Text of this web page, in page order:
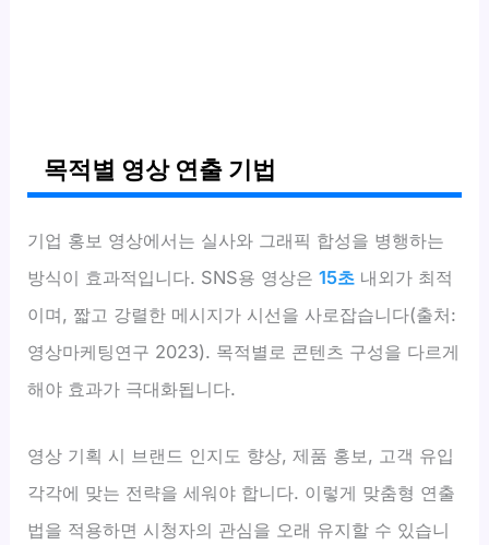
목적별 영상 연출 기법
기업 홍보 영상에서는 실사와 그래픽 합성을 병행하는
방식이 효과적입니다. SNS용 영상은15초 내외가 최적
이며, 짧고 강렬한 메시지가 시선을 사로잡습니다(출처:
영상마케팅연구 2023). 목적별로 콘텐츠 구성을 다르게
해야 효과가 극대화됩니다.
영상 기획 시 브랜드 인지도 향상, 제품 홍보, 고객 유입
각각에 맞는 전략을 세워야 합니다. 이렇게 맞춤형 연출
법을 적용하면 시청자의 관심을 오래 유지할 수 있습니